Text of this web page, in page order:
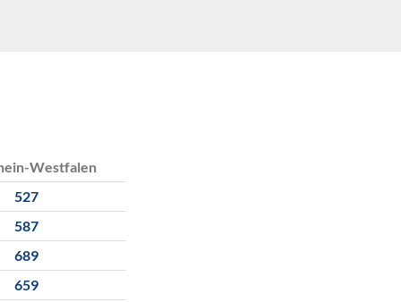
Westfalen
527
587
689
659